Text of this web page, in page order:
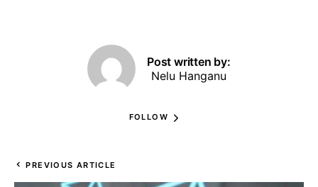
Post written by:
Nelu Hanganu
FOLLOW
PREVIOUS ARTICLE